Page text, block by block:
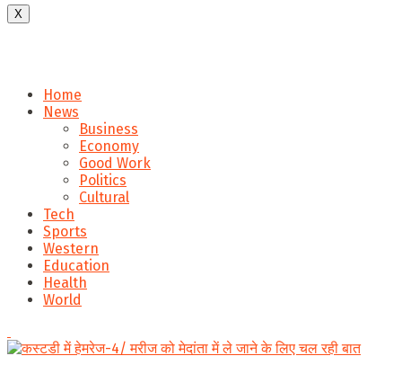
X
Home
News
Business
Economy
Good Work
Politics
Cultural
Tech
Sports
Western
Education
Health
World